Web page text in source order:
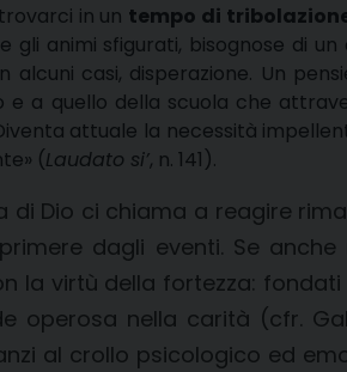
in un tempo di
gli animi sfigurati, bisognose di
alcuni casi, disperazione. Un
e a quello della scuola che
attuale la necessità
(Laudato si’, n. 141).
Dio ci chiama a reagire
dagli eventi. Se
la virtù della fortezza:
operosa nella carità (cfr.
al crollo psicologico ed